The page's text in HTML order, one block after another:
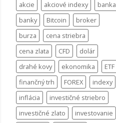
akcie akciové indexy
banka
banky
Bitcoin
broker
burza
cena striebra
cena zlata
CFD
dolár
drahé kovy
ekonomika
ETF
finančný trh
FOREX
indexy
inflácia
investičné striebro
investičné zlato
investovanie